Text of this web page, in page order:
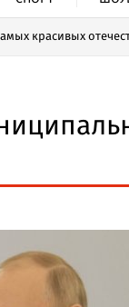
красивых